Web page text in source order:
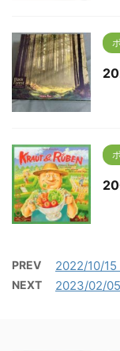
PREV 2022/10/
NEXT 2023/02/